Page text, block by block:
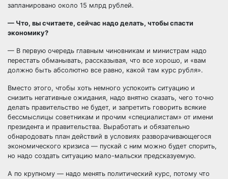
запланировано около 15 млрд рублей.
— Что, вы считаете, сейчас надо делать, чтобы спасти
экономику?
— В первую очередь главным чиновникам и министрам надо
перестать обманывать, рассказывая, что все хорошо, и «вам
должно быть абсолютно все равно, какой там курс рубля».
Вместо этого, чтобы хоть немного успокоить ситуацию и
снизить негативные ожидания, надо внятно сказать, чего точно
делать правительство не будет, и запретить говорить всякие
бессмыслицы советникам и прочим «специалистам» от имени
президента и правительства. Выработать и обязательно
обнародовать план действий в условиях разворачивающегося
экономического кризиса — пускай с ним можно будет спорить,
но надо создать ситуацию мало-мальски предсказуемую.
А по крупному — надо менять политический курс, потому что